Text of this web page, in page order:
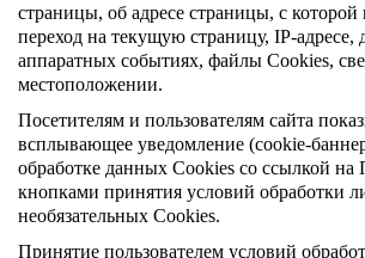
страницы, об адресе страницы, с
переход на текущую страницу, IP-адресе,
аппаратных событиях, файлы Cookies,
местоположении.
Посетителям и пользователям сайта
всплывающее уведомление (cookie-
обработке данных Cookies со ссылкой на
кнопками принятия условий обработки
необязательных Cookies.
Принятие пользователем условий